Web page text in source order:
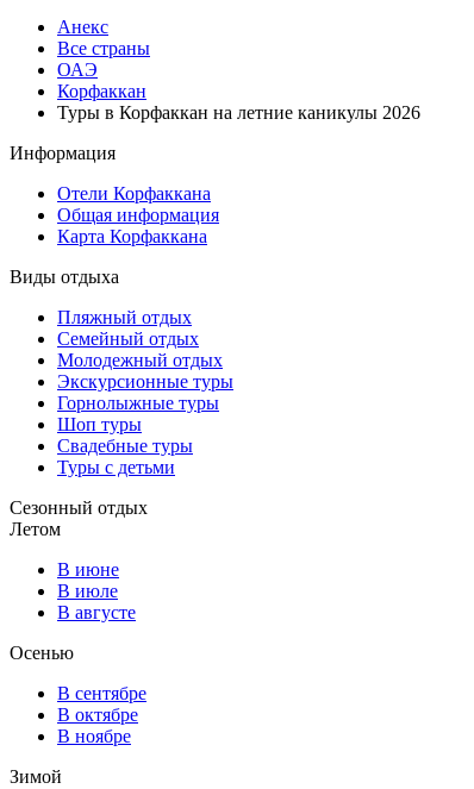
Анекс
Все страны
ОАЭ
Корфаккан
Туры в Корфаккан на летние каникулы 2026
Информация
Отели Корфаккана
Общая информация
Карта Корфаккана
Виды отдыха
Пляжный отдых
Семейный отдых
Молодежный отдых
Экскурсионные туры
Горнолыжные туры
Шоп туры
Свадебные туры
Туры с детьми
Сезонный отдых
Летом
В июне
В июле
В августе
Осенью
В сентябре
В октябре
В ноябре
Зимой